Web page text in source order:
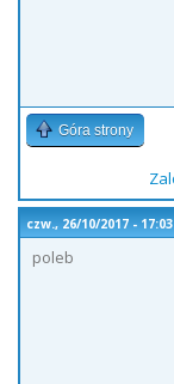
Góra strony
czw., 26/10/2017 - 17:03
poleb